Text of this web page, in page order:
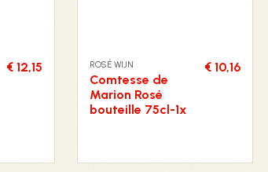
€ 12,15 ROSÉ WIJN
Comtesse de
Marion Rosé
bouteille 75cl-1x
€ 10,16